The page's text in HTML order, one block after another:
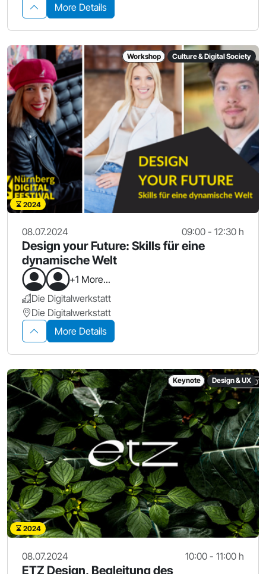
More Details
Workshop Culture & Digital Society
2024
08.07.2024 09:00 - 12:30 h
Design your Future: Skills für eine
dynamische Welt
+1 More...
Die Digitalwerkstatt
Die Digitalwerkstatt
More Details
Keynote Design & UX
2024
08.07.2024 10:00 - 11:00 h
ETZ Design, Begleitung des